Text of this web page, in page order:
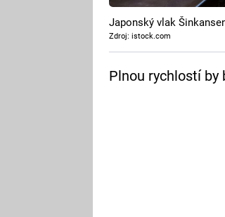
Japonský vlak
Zdroj: istock.com
Plnou rychlostí by